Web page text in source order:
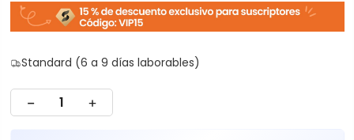
Standard (6 a 9 días laborables)